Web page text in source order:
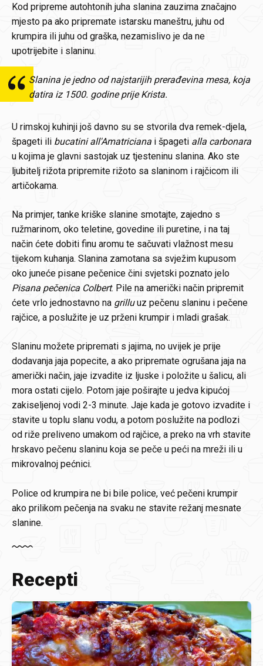
Kod pripreme autohtonih juha slanina zauzima značajno
mjesto pa ako pripremate istarsku maneštru, juhu od
krumpira ili juhu od graška, nezamislivo je da ne
upotrijebite i slaninu.
Slanina je jedno od najstarijih prerađevina mesa, koja
datira iz 1500. godine prije Krista.
U rimskoj kuhinji još davno su se stvorila dva remek-djela,
špageti ili bucatini all'Amatriciana i špageti alla carbonara
u kojima je glavni sastojak uz tjesteninu slanina. Ako ste
ljubitelj rižota pripremite rižoto sa slaninom i rajčicom ili
artičokama.
Na primjer, tanke kriške slanine smotajte, zajedno s
ružmarinom, oko teletine, govedine ili puretine, i na taj
način ćete dobiti finu aromu te sačuvati vlažnost mesu
tijekom kuhanja. Slanina zamotana sa svježim kupusom
oko juneće pisane pečenice čini svjetski poznato jelo
Pisana pečenica Colbert. Pile na američki način pripremit
ćete vrlo jednostavno na grilluuz pečenu slaninu i pečene
rajčice, a poslužite je uz prženi krumpir i mladi grašak.
Slaninu možete pripremati s jajima, no uvijek je prije
dodavanja jaja popecite, a ako pripremate ogrušana jaja na
američki način, jaje izvadite iz ljuske i položite u šalicu, ali
mora ostati cijelo. Potom jaje poširajte u jedva kipućoj
zakiseljenoj vodi 2-3 minute. Jaje kada je gotovo izvadite i
stavite u toplu slanu vodu, a potom poslužite na podlozi
od riže preliveno umakom od rajčice, a preko na vrh stavite
hrskavo pečenu slaninu koja se peče u peći na mreži ili u
mikrovalnoj pećnici.
Police od krumpira ne bi bile police, već pečeni krumpir
ako prilikom pečenja na svaku ne stavite režanj mesnate
slanine.
Recepti